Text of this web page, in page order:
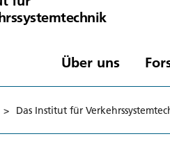
Über uns
> Das Institut für